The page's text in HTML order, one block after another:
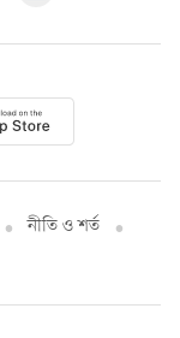
নীতি ও শর্ত